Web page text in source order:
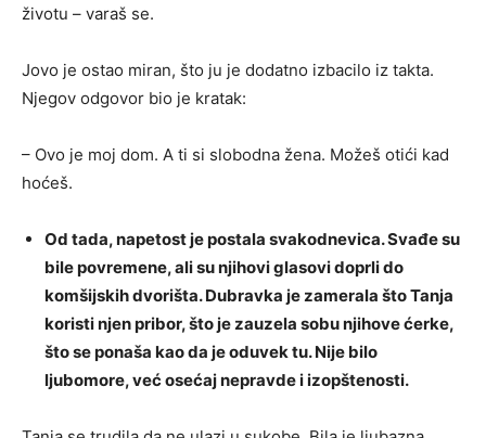
životu – varaš se.
Jovo je ostao miran, što ju je dodatno izbacilo iz takta.
Njegov odgovor bio je kratak:
– Ovo je moj dom. A ti si slobodna žena. Možeš otići kad
hoćeš.
Od tada, napetost je postala svakodnevica. Svađe su
bile povremene, ali su njihovi glasovi doprli do
komšijskih dvorišta. Dubravka je zamerala što Tanja
koristi njen pribor, što je zauzela sobu njihove ćerke,
što se ponaša kao da je oduvek tu. Nije bilo
ljubomore, već osećaj nepravde i izopštenosti.